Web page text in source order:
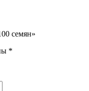
семян»
*